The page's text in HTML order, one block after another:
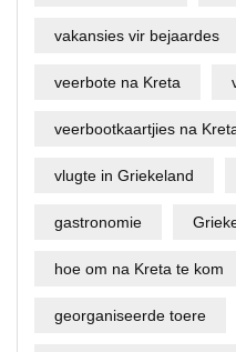
vakansies vir bejaardes
veerbote na Kreta
veerbootkaartjies na
vlugte in Griekeland
gastronomie
hoe om na Kreta te kom
georganiseerde toere